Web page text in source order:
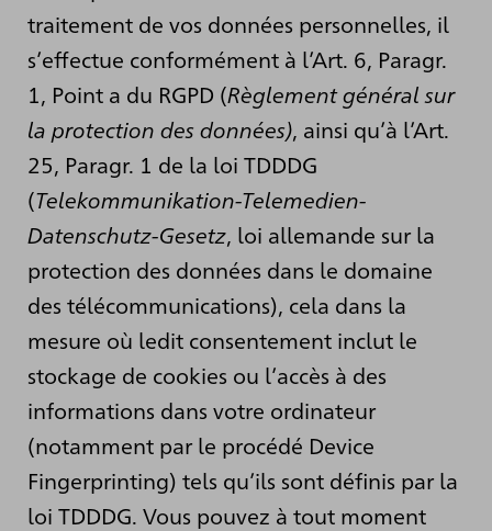
traitement de vos données personnelles, il
s’effectue conformément à l’Art. 6, Paragr.
1, Point a du RGPD (Règlement général sur
la protection des données), ainsi qu’à l’Art.
25, Paragr. 1 de la loi TDDDG
(Telekommunikation-Telemedien-
Datenschutz-Gesetz, loi allemande sur la
protection des données dans le domaine
des télécommunications), cela dans la
mesure où ledit consentement inclut le
stockage de cookies ou l’accès à des
informations dans votre ordinateur
(notamment par le procédé Device
Fingerprinting) tels qu’ils sont définis par la
loi TDDDG. Vous pouvez à tout moment